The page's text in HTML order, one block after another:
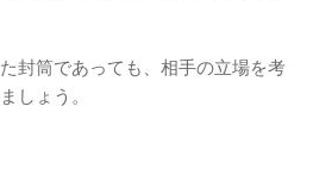
封筒であっても、相手の立場を考
しょう。